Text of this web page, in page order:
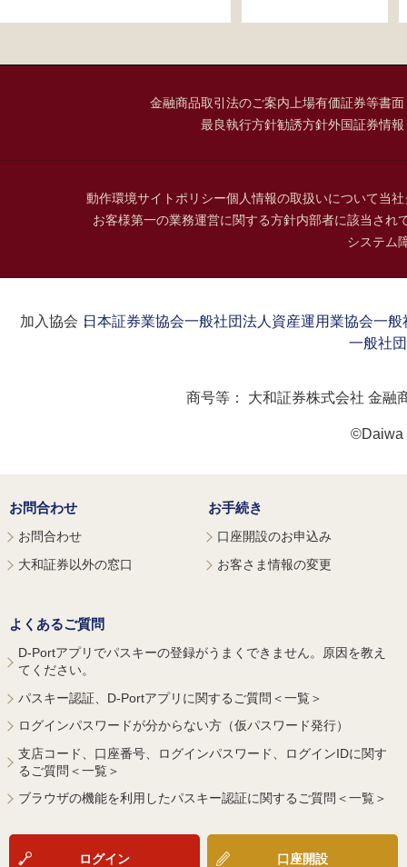
金融商品取引法のご案内 上場有価証券等書
最良執行方針勧誘方針外国証券情
動作環境サイトポリシー個人情報の取扱いについて当
お客様第一の業務運営に関する方針内部者に該当され
システム
加入協会：日本証券業協会一般社団法人資産運用業協会一般
一般社
商号等： 大和証券株式会社 金融
©Daiwa
お問合わせ
お問合わせ
大和証券以外の窓口
お手続き
口座開設のお申込み
お客さま情報の変更
よくあるご質問
D-Portアプリでパスキーの登録がうまくできません。原因を教え
てください。
パスキー認証、D-Portアプリに関するご質問＜一覧＞
ログインパスワードが分からない方（仮パスワード発行）
支店コード、口座番号、ログインパスワード、ログインIDに関す
るご質問＜一覧＞
ブラウザの機能を利用したパスキー認証に関するご質問＜一覧＞
ログイン 口座開設